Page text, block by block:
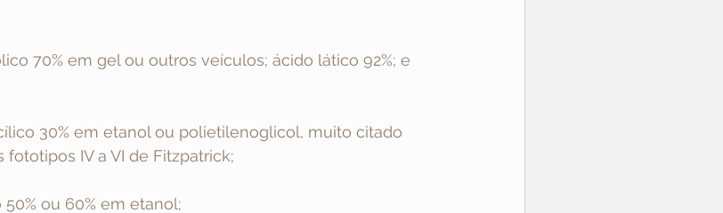
70% em gel ou outros veículos; ácido lático 92%; e
30% em etanol ou polietilenoglicol, muito citado
IV a VI de Fitzpatrick;
ou 60% em etanol;